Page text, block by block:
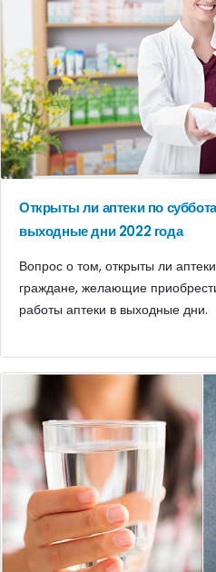
Открыты ли аптеки по
выходные дни 2022 года
Вопрос о том, открыты ли
граждане, желающие
работы аптеки в выходные дни.